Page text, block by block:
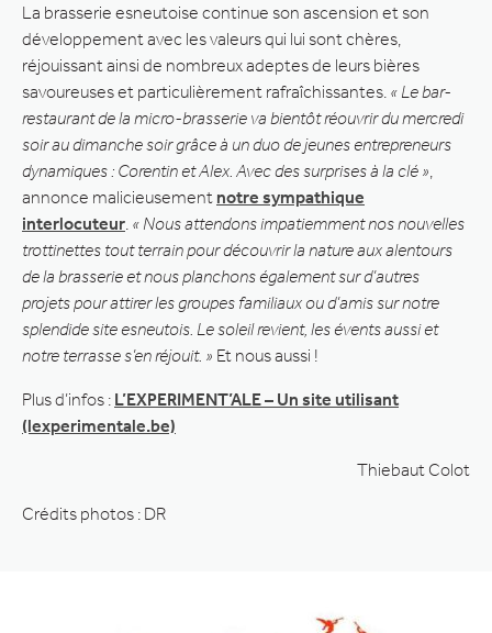
La brasserie esneutoise continue son ascension et son
développement avec les valeurs qui lui sont chères,
réjouissant ainsi de nombreux adeptes de leurs bières
savoureuses et particulièrement rafraîchissantes. « Le bar-
restaurant de la micro-brasserie va bientôt réouvrir du mercredi
soir au dimanche soir grâce à un duo de jeunes entrepreneurs
dynamiques : Corentin et Alex. Avec des surprises à la clé »
annonce malicieusement notre sympathique
interlocuteur « Nous attendons impatiemment nos nouvelles
trottinettes tout terrain pour découvrir la nature aux alentours
de la brasserie et nous planchons également sur d’autres
projets pour attirer les groupes familiaux ou d’amis sur notre
splendide site esneutois. Le soleil revient, les évents aussi et
notre terrasse s’en réjouit. » Et nous aussi !
Plus d’infos : L’EXPERIMENT’ALE – Un site utilisant
(lexperimentale.be)
Thiebaut Colot
Crédits photos : DR